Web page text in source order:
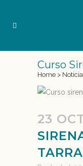
Curso
Home >
23